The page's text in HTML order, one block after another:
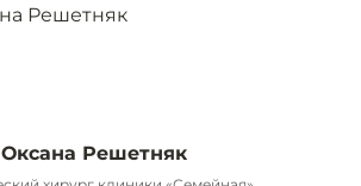
Решетняк
Оксана Решетняк